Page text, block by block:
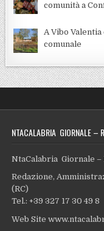
comunità a
A Vibo
comunale
NTACALABRIA GIORNALE –
NtaCalabria Giornale –
Redazione,
(RC)
Tel.: +39 327 17 30 49 8
Web Site